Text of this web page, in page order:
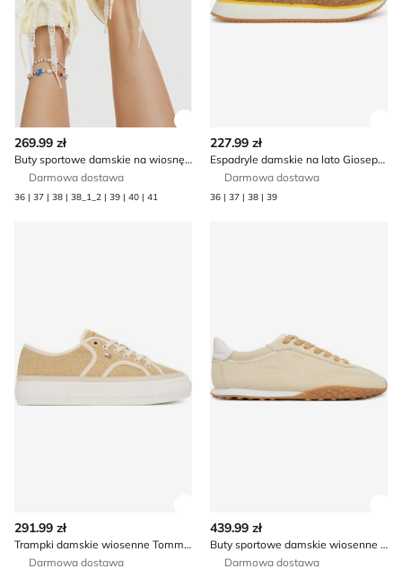
269.99 zł
Buty sportowe damskie na wiosnę Reebok
Darmowa dostawa
36 | 37 | 38 | 38_1_2 | 39 | 40 | 41
227.99 zł
Espadryle damskie na lato Gioseppo
Darmowa dostawa
36 | 37 | 38 | 39
291.99 zł
Trampki damskie wiosenne Tommy Hilfiger
Darmowa dostawa
439.99 zł
Buty sportowe damskie wiosenne HOFF
Darmowa dostawa